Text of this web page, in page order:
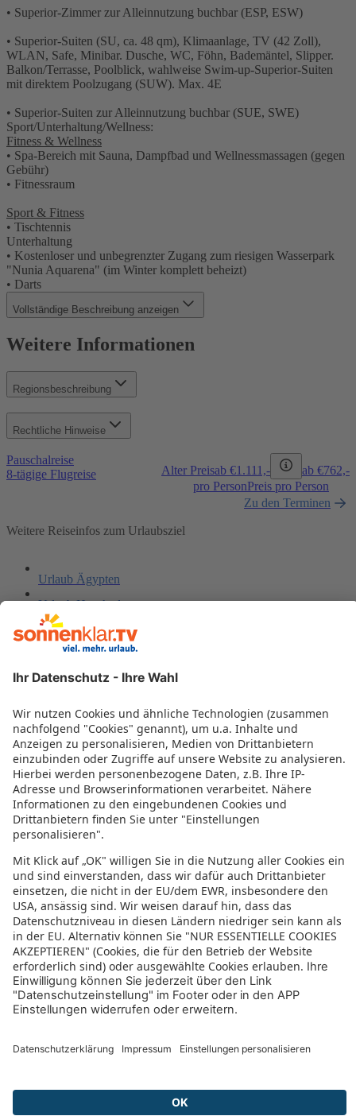
• Superior-Zimmer zur Alleinnutzung buchbar (ESP, ESW)
• Superior-Suiten (SU, ca. 48 qm), Klimaanlage, TV (42 Zoll),
WLAN, Safe, Minibar. Dusche, WC, Föhn, Bademäntel, Slipper.
Balkon/Terrasse, Poolblick, wahlweise Swim-up-Superior-Suiten
mit direktem Poolzugang (SUW). Max. 4E
• Superior-Suiten zur Alleinnutzung buchbar (SUE, SWE)
Sport/Unterhaltung/Wellness:
Fitness & Wellness
• Spa-Bereich mit Sauna, Dampfbad und Wellnessmassagen (gegen
Gebühr)
• Fitnessraum
Sport & Fitness
• Tischtennis
Unterhaltung
• Kostenloser und unbegrenzter Zugang zum riesigen Wasserpark
"Nunia Aquarena" (im Winter komplett beheizt)
• Darts
Vollständige Beschreibung anzeigen
Weitere Informationen
Regionsbeschreibung
Rechtliche Hinweise
Pauschalreise
8-tägige Flugreise
Alter Preisab €1.111,- ab €762,-
pro PersonPreis pro Person
Zu den Terminen
Weitere Reiseinfos zum Urlaubsziel
Urlaub Ägypten
Urlaub Hurghada
Last Minute Ägypten
Reisen Ägypten
Frühbucher Ägypten
Hotels Ägypten
Last Minute El Gouna
Last Minute Hurghada
Nilkreuzfahrt
Hotels Hurghada
Luxusurlaub Ägypten
Urlaub Makadi Bay
Urlaub Marsa Alam
El Gouna Urlaub
Ägypten Familienurlaub